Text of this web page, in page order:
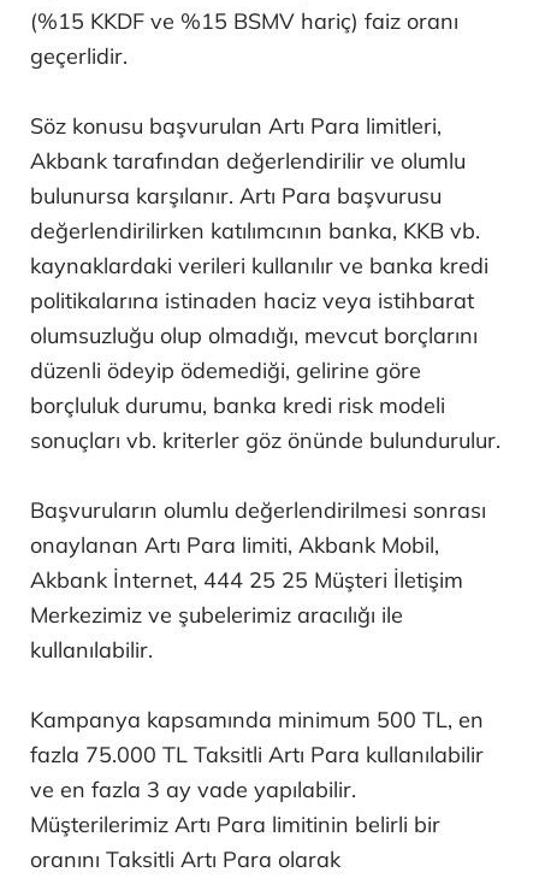
(%15 KKDF ve %15 BSMV hariç) faiz oranı
geçerlidir.
Söz konusu başvurulan Artı Para limitleri,
Akbank tarafından değerlendirilir ve olumlu
bulunursa karşılanır. Artı Para başvurusu
değerlendirilirken katılımcının banka, KKB vb.
kaynaklardaki verileri kullanılır ve banka kredi
politikalarına istinaden haciz veya istihbarat
olumsuzluğu olup olmadığı, mevcut borçlarını
düzenli ödeyip ödemediği, gelirine göre
borçluluk durumu, banka kredi risk modeli
sonuçları vb. kriterler göz önünde bulundurulur.
Başvuruların olumlu değerlendirilmesi sonrası
onaylanan Artı Para limiti, Akbank Mobil,
Akbank İnternet, 444 25 25 Müşteri İletişim
Merkezimiz ve şubelerimiz aracılığı ile
kullanılabilir.
Kampanya kapsamında minimum 500 TL, en
fazla 75.000 TL Taksitli Artı Para kullanılabilir
ve en fazla 3 ay vade yapılabilir.
Müşterilerimiz Artı Para limitinin belirli bir
oranını Taksitli Artı Para olarak